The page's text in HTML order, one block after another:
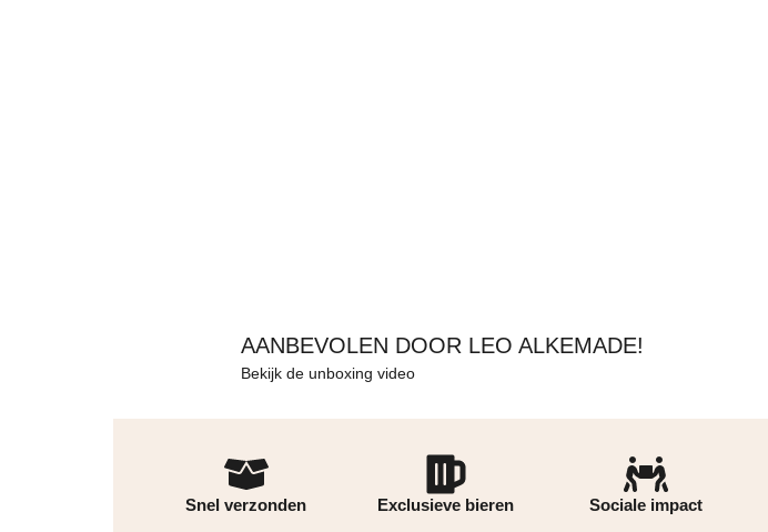
AANBEVOLEN DOOR LEO ALKEMADE!
Bekijk de unboxing video
Snel verzonden Exclusieve bieren Sociale impact